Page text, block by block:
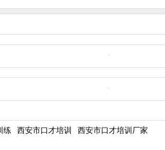
练 西安市口才培训 西安市口才培训厂家